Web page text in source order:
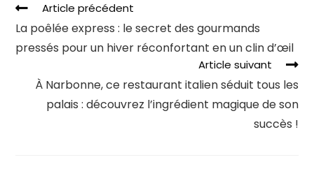
Article précédent
La poêlée express : le secret des gourmands
pressés pour un hiver réconfortant en un clin d’œil
Article suivant
À Narbonne, ce restaurant italien séduit tous les
palais : découvrez l’ingrédient magique de son
succès !